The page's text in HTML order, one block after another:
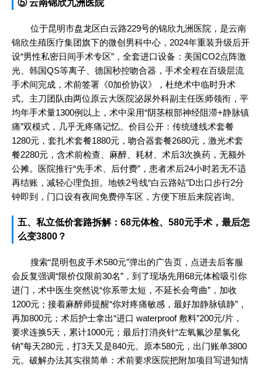
⑤ 云南锦欣九洲医院
位于昆明市盘龙区白云路229号的锦欣九洲医院，是云南
锦欣生殖医疗集团旗下的微创男科中心，2024年重装升级后开
设“男性私密日间手术专区”，全套进口设备：美国CO2点阵激
光、韩国QS等离子、德国秒控吻合器，手术全程在百级层流
手术间完成，术前签署《0加价协议》，杜绝术中临时升术
式。主刀团队由两位原云大医院泌尿外科副主任医师领衔，平
均年手术量1300例以上，术中采用“阴茎根部神经阻滞+静脉镇
痛”双模式，几乎无疼痛记忆。价目公开：传统缝线术套餐
1280元，套扎术套餐1880元，吻合器套餐2680元，激光术套
餐2280元，含术前检查、麻醉、耗材、术后3次换药，无额外
公摊。医院推行“先手术、后付费”，患者术后24小时若无不适
再结账，减轻心理负担。地铁2号线“白云路站”D出口步行2分
钟即到，门口设有夜间免费停车区，方便下班后来院咨询。
五、私立低价套路拆解：68元体检、580元手术，最后怎
么变3800？
搜索“昆明包皮手术580元”弹出的广告页，点进去后客服
会反复强调“限价仅限前30名”，到了现场先用68元体检吸引你
进门，术中医生突然说“你系带太短，不延长会弯曲”，加收
1200元；接着麻醉师提醒“你对疼痛敏感，最好加静脉镇静”，
再加800元；术后护士拿出“进口 waterproof 敷料”200元/片，
要求连换5天，累计1000元；最后打消炎针“左氧氟沙星氯化
钠”每天280元，打3天又是840元。原本580元，出门账单3800
元。破解办法其实很简单：术前要求医院把附加项目写进知情